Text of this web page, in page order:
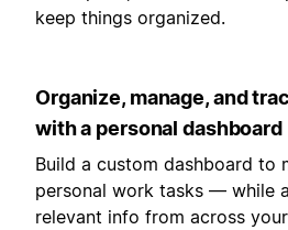
keep things organized.
Organize, manage, and
with a personal dashboard
Build a custom dashboard to
personal work tasks — while
relevant info from across